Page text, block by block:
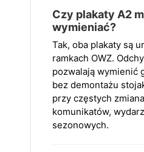
Czy plakaty A2
wymieniać?
Tak, oba plakaty są
ramkach OWZ.
pozwalają wymienić
bez demontażu
przy częstych
komunikatów,
sezonowych.